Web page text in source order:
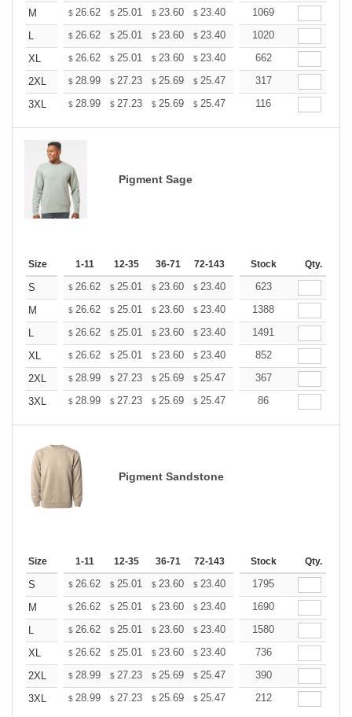
M
$ 26.62 $ 25.01 $ 23.60 $ 23.40 22.99
1069
L
$ 26.62 $ 25.01 $ 23.60 $ 23.40 22.99
1020
XL
$ 26.62 $ 25.01 $ 23.60 $ 23.40 22.99
662
2XL
$ 28.99 $ 27.23 $ 25.69 $ 25.47 25.03
317
3XL
$ 28.99 $ 27.23 $ 25.69 $ 25.47 25.03
116
Pigment Sage
Size 1-11 12-35 36-71 72-143 144-287 288 + More
Stock Qty.
S $ 26.62 $ 25.01 $ 23.60 $ 23.40 22.99
623
M
$ 26.62 $ 25.01 $ 23.60 $ 23.40 22.99
1388
L
$ 26.62 $ 25.01 $ 23.60 $ 23.40 22.99
1491
XL
$ 26.62 $ 25.01 $ 23.60 $ 23.40 22.99
852
2XL
$ 28.99 $ 27.23 $ 25.69 $ 25.47 25.03
367
3XL
$ 28.99 $ 27.23 $ 25.69 $ 25.47 25.03
86
Pigment Sandstone
Size 1-11 12-35 36-71 72-143 144-287 288 + More
Stock Qty.
S $ 26.62 $ 25.01 $ 23.60 $ 23.40 22.99
1795
M
$ 26.62 $ 25.01 $ 23.60 $ 23.40 22.99
1690
L
$ 26.62 $ 25.01 $ 23.60 $ 23.40 22.99
1580
XL
$ 26.62 $ 25.01 $ 23.60 $ 23.40 22.99
736
2XL
$ 28.99 $ 27.23 $ 25.69 $ 25.47 25.03
390
3XL
$ 28.99 $ 27.23 $ 25.69 $ 25.47 25.03
212